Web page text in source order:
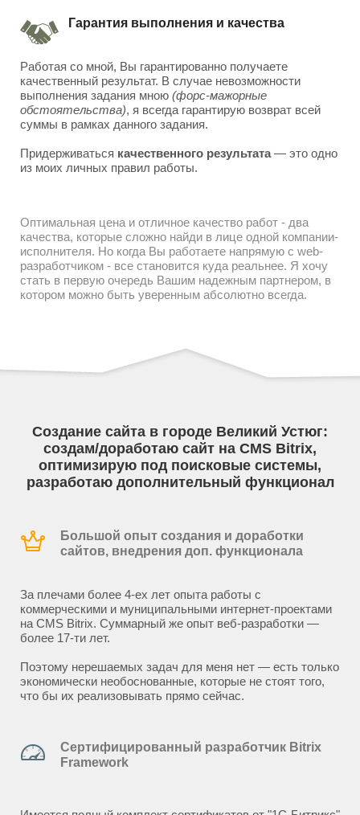
Гарантия выполнения и качества
Работая со мной, Вы гарантированно получаете
качественный результат. В случае невозможности
выполнения задания мною (форс-мажорные
обстоятельства), я всегда гарантирую возврат всей
суммы в рамках данного задания.
Придерживаться качественного результата— это одно
из моих личных правил работы.
Оптимальная цена и отличное качество работ - два
качества, которые сложно найди в лице одной компании-
исполнителя. Но когда Вы работаете напрямую с web-
разработчиком - все становится куда реальнее. Я хочу
стать в первую очередь Вашим надежным партнером, в
котором можно быть уверенным абсолютно всегда.
Создание сайта в городе Великий Устюг:
создам/доработаю сайт на CMS Bitrix,
оптимизирую под поисковые системы,
разработаю дополнительный функционал
Большой опыт создания и доработки
сайтов, внедрения доп. функционала
За плечами более 4-ех лет опыта работы с
коммерческими и муниципальными интернет-проектами
на CMS Bitrix. Суммарный же опыт веб-разработки —
более 17-ти лет.
Поэтому нерешаемых задач для меня нет — есть только
экономически необоснованные, которые не стоят того,
что бы их реализовывать прямо сейчас.
Сертифицированный разработчик Bitrix
Framework